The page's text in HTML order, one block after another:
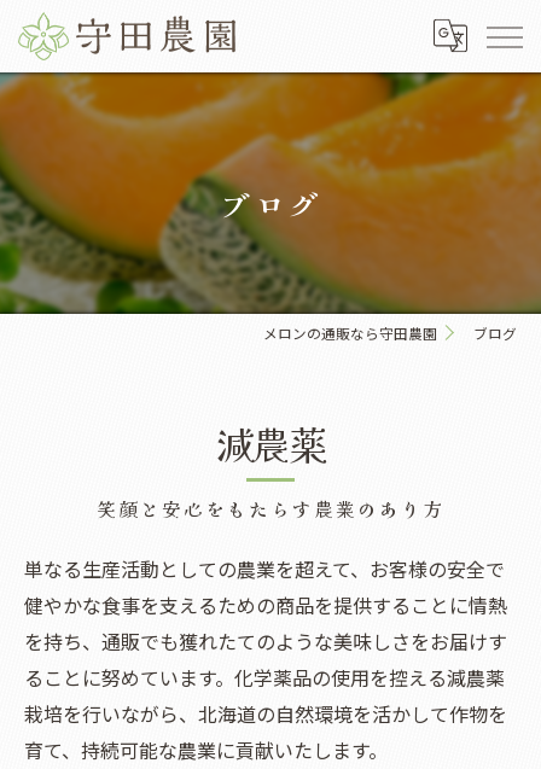
ブログ
メロンの通販なら守田農園 ブログ
減農薬
笑顔と安心をもたらす農業のあり方
単なる生産活動としての農業を超えて、お客様の安全で
健やかな食事を支えるための商品を提供することに情熱
を持ち、通販でも獲れたてのような美味しさをお届けす
ることに努めています。化学薬品の使用を控える減農薬
栽培を行いながら、北海道の自然環境を活かして作物を
育て、持続可能な農業に貢献いたします。